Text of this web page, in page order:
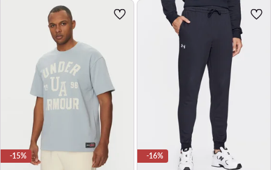
-15% -16%